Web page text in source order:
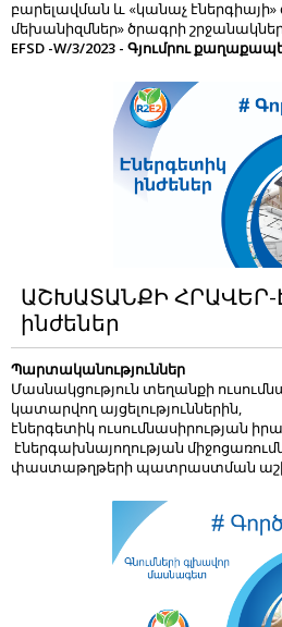
բարելավման և «կանաչ
մեխանիզմներ» ծրագրի
EFSD -W/3/2023 - Գյումրու
Գյումրու «Սուրբ ԳրիգորՆարեկացու
նախամրցութային ժողով։
շինարարական և նախագծային
ներկայացուցիչներին հիմնադրամի
բաժնի ղեկավար Զարուհի
ներկայացրեց Մրցութային փաթեթը,
որակավորման պահանջները և
Ինժեներական խմբի ղեկավար
ներկայացրեց մրցույթին
առաջադրանքի պահանջները,
պատասխանեց մասնակիցների
գնումԱզգային մրցութային
էներգախնայողության
Արևային
կայաններ
ԱՇԽԱՏԱՆՔԻ ՀՐԱՎԵՐ-
ինժեներ
Պարտականություններ
Մասնակցություն տեղանքի
կատարվող այցելություններին,
էներգետիկ ուսումնասիրության
էներգախնայողության
փաստաթղթերի պատրաստման
հիմնադրամի կողմից
թրեյնինգների մասնակցություն,
իրականացվող աշխատանքների
հաշվետվությունների
անհրաժեշտության,ավելին